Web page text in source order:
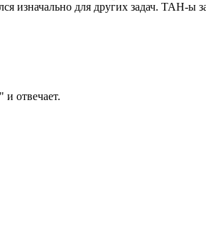
изначально для других задач. ТАН-ы
и отвечает.